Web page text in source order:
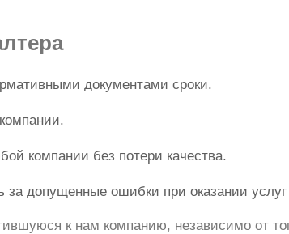
документами сроки.
компании без потери качества.
за допущенные ошибки при оказании
к нам компанию, независимо от